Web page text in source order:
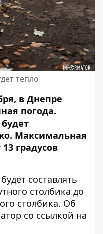
тепло
в Днепре
погода.
. Максимальная
градусов
составлять
столбика до
столбика. Об
со ссылкой на